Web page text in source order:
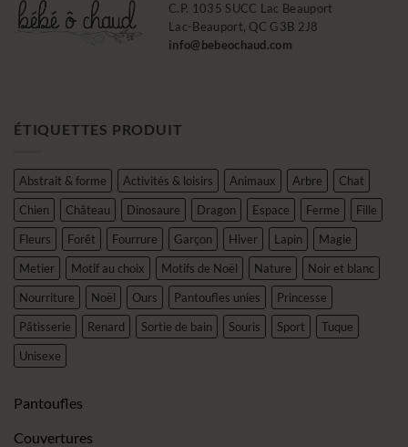
C.P. 1035 SUCC Lac Beauport
Lac-Beauport, QC G3B 2J8
info@bebeochaud.com
ÉTIQUETTES PRODUIT
Abstrait & forme Activités & loisirs Animaux Arbre
Chat
Chien
Château Dinosaure Dragon Espace Ferme
Fille
Fleurs
Forêt Fourrure Garçon Hiver Lapin
Magie
Metier
Motif au choix Motifs de Noël Nature
Noir et blanc
Nourriture
Noël Ours Pantoufles unies
Princesse
Pâtisserie
Renard Sortie de bain Souris Sport
Tuque
Unisexe
Pantoufles
Couvertures